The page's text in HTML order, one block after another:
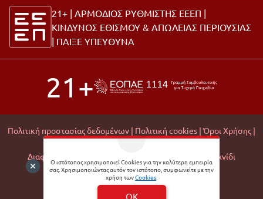
Ο ιστότοπος χρησιμοποιεί Cookies για την καλύτερη εμπειρία
σας. Χρησιμοποιώντας αυτόν τον ιστότοπο, συμφωνείτε με την
χρήση τωνCookies.
OK
21+ | ΑΡΜΟΔΙΟΣ ΡΥΘΜΙΣΤΗΣ ΕΕΕΠ |
ΚΙΝΔΥΝΟΣ ΕΘΙΣΜΟΥ & ΑΠΩΛΕΙΑΣ ΠΕΡΙΟΥΣΙΑΣ
| ΠΑΙΞΕ ΥΠΕΥΘΥΝΑ
21+
Πολιτική προστασίας δεδομένων | Πολιτική cookies | Όροι Χρήσης |
Διαφάνεια Εμπορικών Συνεργασιών |
Υπεύθυνο Παιχνίδι
© 2026 Matchmoney
Developed byDigital Winners